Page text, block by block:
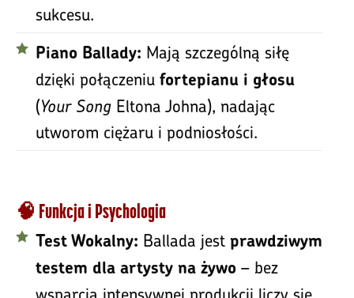
sukcesu.
Piano Ballady: Mają szczególną siłę
dzięki połączeniu fortepianu i głosu
(Your Song Eltona Johna), nadając
utworom ciężaru i podniosłości.
🧠 Funkcja i Psychologia
Test Wokalny: Ballada jest prawdziwym
testem dla artysty na żywo – bez
wsparcia intensywnej produkcji liczy się